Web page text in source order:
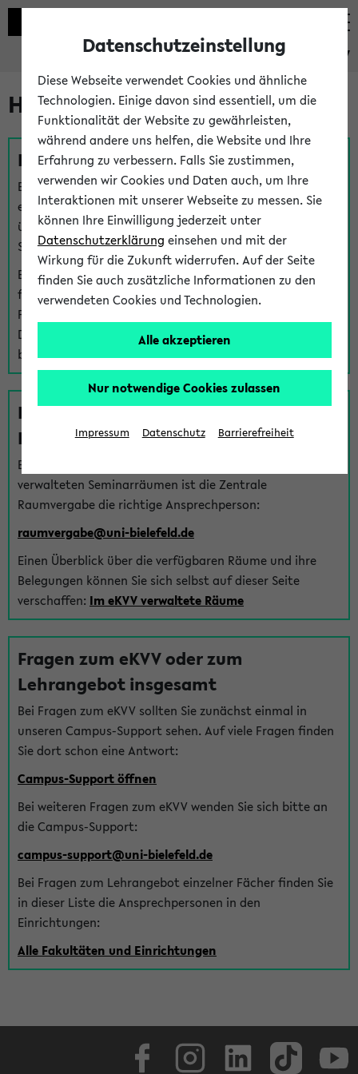
eKVV
Hilfe & Kontakt
Fragen zu einzelnen Veranstaltungen
Bei inhaltlichen und organisatorischen Fragen zu
einzelnen Veranstaltungen finden Sie Ansprechpersonen
über denFragen-Link bei jeder Veranstaltung. Der BIS
Support kann hier meist keine direkte Hilfe leisten.
Bei Veranstaltungen mit eKVV Teilnahmemanagement
finden Sie eine Auskunft über die Personen, die Ihre
Platzzuteilung im eKVV eingetragen haben, auf der
Detailseite zum Teilnahmemanagement der
betreffenden Veranstaltung.
Fragen zu im eKVV verwalteten
Räumen
Bei Fragen zur Vergabe von Hörsälen und vom eKVV
verwalteten Seminarräumen ist die Zentrale
Raumvergabe die richtige Ansprechperson:
raumvergabe@uni-bielefeld.de
Einen Überblick über die verfügbaren Räume und ihre
Belegungen können Sie sich selbst auf dieser Seite
verschaffen: Im eKVV verwaltete Räume
Fragen zum eKVV oder zum
Lehrangebot insgesamt
Bei Fragen zum eKVV sollten Sie zunächst einmal in
unseren Campus-Support sehen. Auf viele Fragen finden
Sie dort schon eine Antwort:
Campus-Support öffnen
Bei weiteren Fragen zum eKVV wenden Sie sich bitte an
die Campus-Support:
campus-support@uni-bielefeld.de
Bei Fragen zum Lehrangebot einzelner Fächer finden Sie
in dieser Liste die Ansprechpersonen in den
Einrichtungen:
Alle Fakultäten und Einrichtungen
Datenschutzeinstellung
Diese Webseite verwendet Cookies und ähnliche
Technologien. Einige davon sind essentiell, um die
Funktionalität der Website zu gewährleisten,
während andere uns helfen, die Website und Ihre
Erfahrung zu verbessern. Falls Sie zustimmen,
verwenden wir Cookies und Daten auch, um Ihre
Interaktionen mit unserer Webseite zu messen. Sie
können Ihre Einwilligung jederzeit unter
Datenschutzerklärung einsehen und mit der
Wirkung für die Zukunft widerrufen. Auf der Seite
finden Sie auch zusätzliche Informationen zu den
verwendeten Cookies und Technologien.
Alle akzeptieren
Nur notwendige Cookies zulassen
Impressum Datenschutz Barrierefreiheit